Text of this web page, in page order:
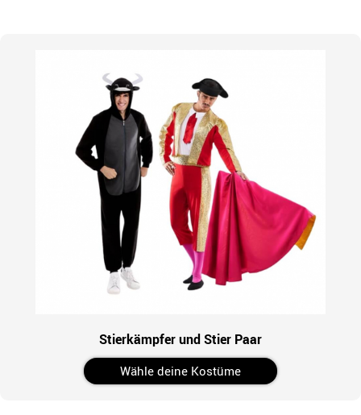
Stierkämpfer und Stier Paar
Wähle deine Kostüme